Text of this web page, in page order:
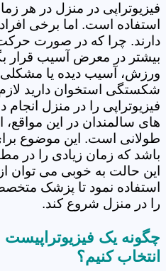
فیزیوتراپی در منزل در هر
استفاده است. اما برخی
دارند. چرا که در صورت
بیشتر در معرض آسیب قرار
ورزش، آسیب دیده یا
شکستگی استخوان دارید
فیزیوتراپی را در منزل
های سالمندان در این
طولانی است. این موضوع
باشد که زمان زیادی را در
این حالت به خوبی می توان
استفاده نمود تا پزشک متخصص
را در منزل شروع کند.
چگونه یک
انتخاب کنیم؟